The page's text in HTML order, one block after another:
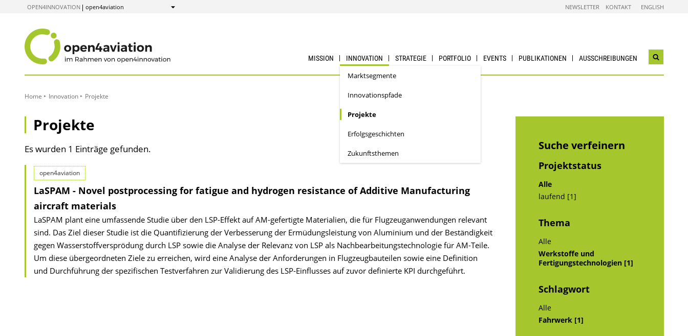
OPEN4INNOVATION open4aviation
Anzeigen
NEWSLETTER KONTAKT ENGLISH
MISSION INNOVATION
Marktsegmente
Innovationspfade
Projekte
Erfolgs­geschichten
Zukunftsthemen
STRATEGIE PORTFOLIO EVENTS PUBLIKATIONEN AUSSCHREIBUNGEN
Home Innovation Projekte
Projekte
Es wurden 1 Einträge gefunden.
open4aviation
LaSPAM - Novel postprocessing for fatigue and hydrogen resistance of Additive Manufacturing
aircraft materials
LaSPAM plant eine umfassende Studie über den LSP-Effekt auf AM-gefertigte Materialien, die für Flugzeuganwendungen relevant
sind. Das Ziel dieser Studie ist die Quantifizierung der Verbesserung der Ermüdungsleistung von Aluminium und der Beständigkeit
gegen Wasserstoffversprödung durch LSP sowie die Analyse der Relevanz von LSP als Nachbearbeitungstechnologie für AM-Teile.
Um diese übergeordneten Ziele zu erreichen, wird eine Analyse der Anforderungen in Flugzeugbauteilen sowie eine Definition
und Durchführung der spezifischen Testverfahren zur Validierung des LSP-Einflusses auf zuvor definierte KPI durchgeführt.
Suche verfeinern
Projektstatus
Alle
laufend [1]
Thema
Alle
Werkstoffe und
Fertigungstechnologien [1]
Schlagwort
Alle
Fahrwerk [1]